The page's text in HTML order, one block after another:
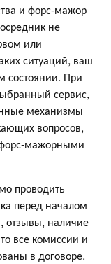
и форс-мажор
не
или
ситуаций, ваш
состоянии. При
сервис,
механизмы
вопросов,
мажорными
проводить
перед началом
отзывы, наличие
все комиссии и
в договоре.